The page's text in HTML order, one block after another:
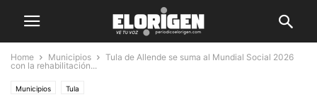
Home Municipios
Tula de Allende se suma al Mundial Social 2026
con la rehabilitación...
Municipios Tula